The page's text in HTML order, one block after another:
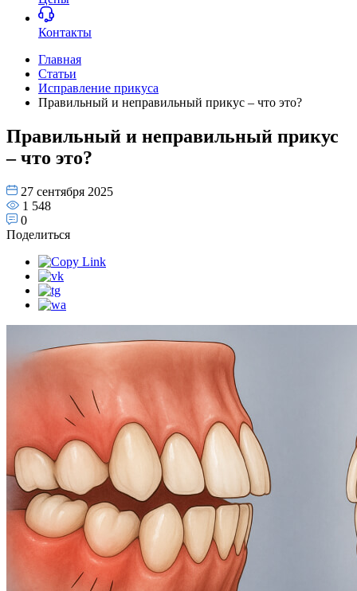
Контакты
Главная
Статьи
Исправление прикуса
Правильный и неправильный прикус – что это?
Правильный и неправильный прикус
– что это?
27 сентября 2025
1 548
0
Поделиться